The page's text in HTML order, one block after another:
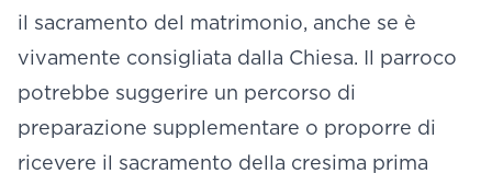
il sacramento del matrimonio, anche se è
vivamente consigliata dalla Chiesa. Il parroco
potrebbe suggerire un percorso di
preparazione supplementare o proporre di
ricevere il sacramento della cresima prima